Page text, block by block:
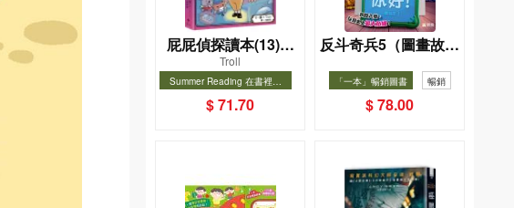
屁屁偵探讀本(13)－
－對決！怪盜學院
（星星篇）
Troll
Summer Reading 在書裡度
選圖書67折
暢銷
$ 71.70
反斗奇兵5（圖畫故事
版）
「一本」暢銷圖書 暢銷
$ 78.00